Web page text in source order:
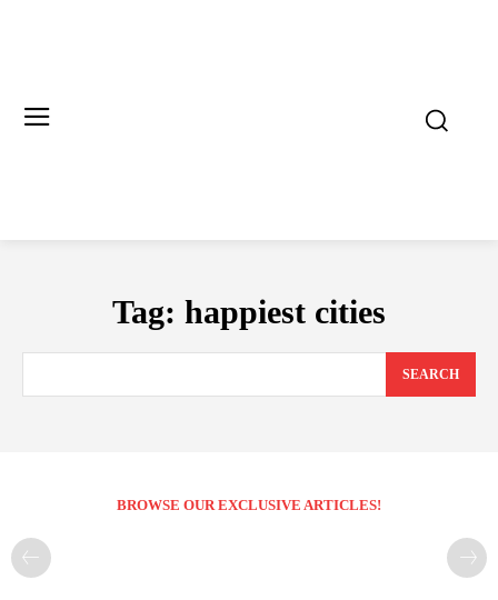
Tag: happiest cities
SEARCH
BROWSE OUR EXCLUSIVE ARTICLES!